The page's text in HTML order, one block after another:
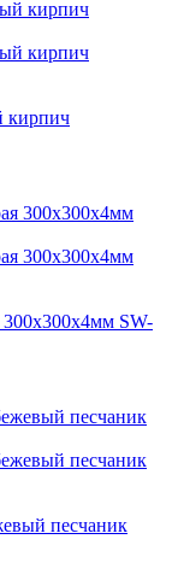
кирпич
300х300х4мм SW-
песчаник